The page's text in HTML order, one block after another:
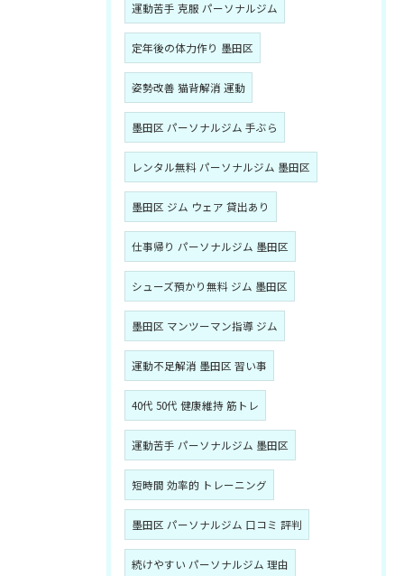
運動苦手 克服 パーソナルジム
定年後の体力作り 墨田区
姿勢改善 猫背解消 運動
墨田区 パーソナルジム 手ぶら
レンタル無料 パーソナルジム 墨田区
墨田区 ジム ウェア 貸出あり
仕事帰り パーソナルジム 墨田区
シューズ預かり無料 ジム 墨田区
墨田区 マンツーマン指導 ジム
運動不足解消 墨田区 習い事
40代 50代 健康維持 筋トレ
運動苦手 パーソナルジム 墨田区
短時間 効率的 トレーニング
墨田区 パーソナルジム 口コミ 評判
続けやすい パーソナルジム 理由